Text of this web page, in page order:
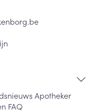
Apotheker
FAQ